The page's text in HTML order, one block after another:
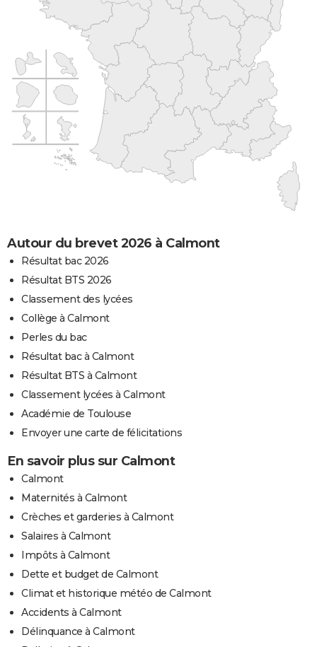
Autour du brevet 2026 à Calmont
Résultat bac 2026
Résultat BTS 2026
Classement des lycées
Collège à Calmont
Perles du bac
Résultat bac à Calmont
Résultat BTS à Calmont
Classement lycées à Calmont
Académie de Toulouse
Envoyer une carte de félicitations
En savoir plus sur Calmont
Calmont
Maternités à Calmont
Crèches et garderies à Calmont
Salaires à Calmont
Impôts à Calmont
Dette et budget de Calmont
Climat et historique météo de Calmont
Accidents à Calmont
Délinquance à Calmont